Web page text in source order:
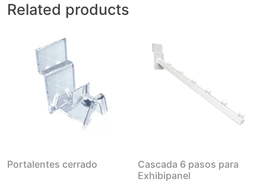
Related products
Portalentes cerrado
Cascada 6 pasos para
Exhibipanel